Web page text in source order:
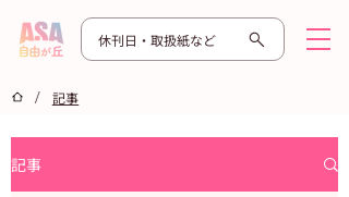
休刊日・取扱紙など
/ 記事
記事